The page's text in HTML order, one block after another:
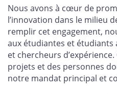
Nous avons à cœur de
l’innovation dans le milieu
remplir cet engagement,
aux étudiantes et étudiants
et chercheurs
projets et des personnes
notre mandat principal et